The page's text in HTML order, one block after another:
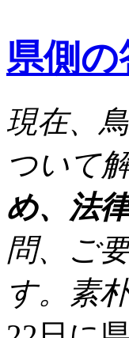
弁
論
県側の
現在、
ついて
め、法
問、ご
す。素